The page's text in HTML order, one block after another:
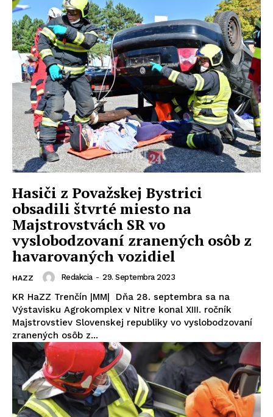
Hasiči z Považskej Bystrici
obsadili štvrté miesto na
Majstrovstvách SR vo
vyslobodzovaní zranených osôb z
havarovaných vozidiel
HAZZ Redakcia - 29. Septembra 2023
KR HaZZ Trenčín |MM| Dňa 28. septembra sa na
Výstavisku Agrokomplex v Nitre konal XIII. ročník
Majstrovstiev Slovenskej republiky vo vyslobodzovaní
zranených osôb z...